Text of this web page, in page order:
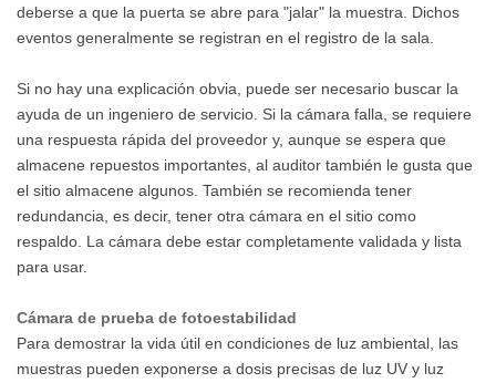
deberse a que la puerta se abre para "jalar" la muestra. Dichos
eventos generalmente se registran en el registro de la sala.
Si no hay una explicación obvia, puede ser necesario buscar la
ayuda de un ingeniero de servicio. Si la cámara falla, se requiere
una respuesta rápida del proveedor y, aunque se espera que
almacene repuestos importantes, al auditor también le gusta que
el sitio almacene algunos. También se recomienda tener
redundancia, es decir, tener otra cámara en el sitio como
respaldo. La cámara debe estar completamente validada y lista
para usar.
Cámara de prueba de fotoestabilidad
Para demostrar la vida útil en condiciones de luz ambiental, las
muestras pueden exponerse a dosis precisas de luz UV y luz